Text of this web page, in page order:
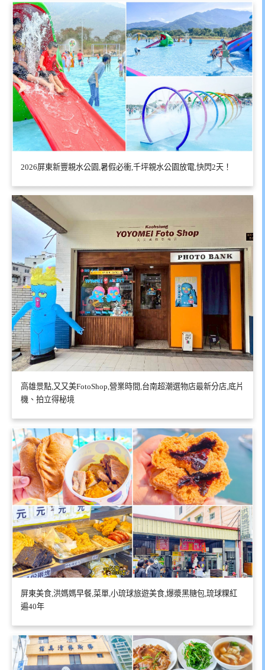
2026屏東新豐親水公園,暑假必衝,千坪親水公園放電,快閃2天！
高雄景點,又又美FotoShop,營業時間,台南超潮選物店最新分店,底片
機、拍立得秘境
屏東美食,洪媽媽早餐,菜單,小琉球旅遊美食,爆漿黑糖包,琉球粿紅
遍40年